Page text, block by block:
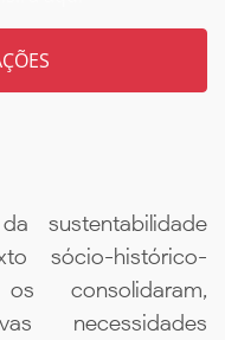
sustentabilidade
sócio-histórico-
consolidaram,
necessidades